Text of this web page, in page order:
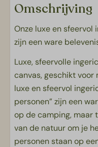
Omschrijving
Onze luxe en sfeervol
zijn een ware
Luxe, sfeervolle
canvas, geschikt voor
luxe en sfeervol
personen” zijn een
op de camping, maar
van de natuur om je
personen staan op